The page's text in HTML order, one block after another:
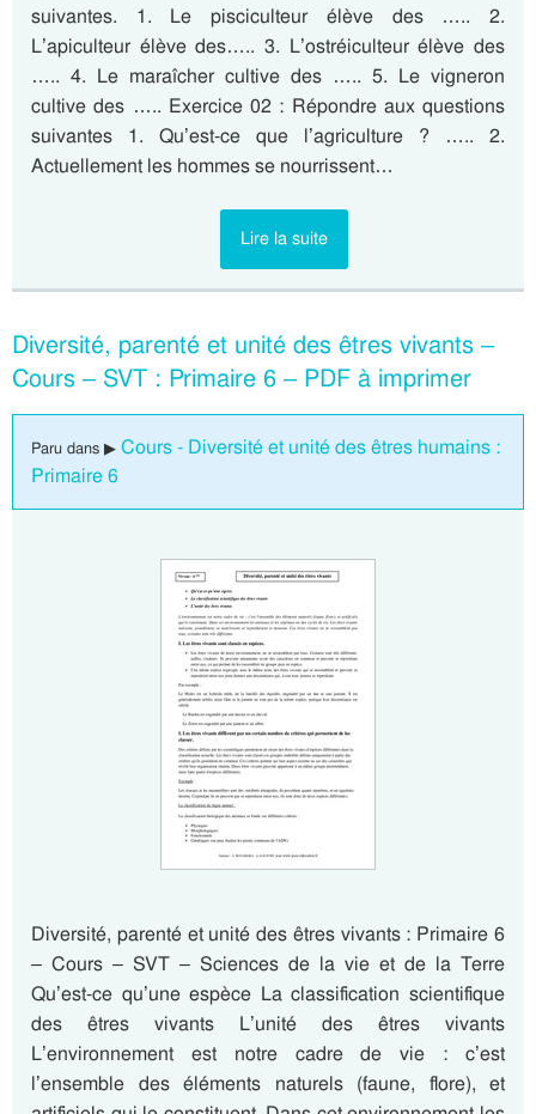
suivantes. 1. Le pisciculteur élève des ….. 2.
L’apiculteur élève des….. 3. L’ostréiculteur élève des
….. 4. Le maraîcher cultive des ….. 5. Le vigneron
cultive des ….. Exercice 02 : Répondre aux questions
suivantes 1. Qu’est-ce que l’agriculture ? ….. 2.
Actuellement les hommes se nourrissent…
Lire la suite
Diversité, parenté et unité des êtres vivants –
Cours – SVT : Primaire 6 – PDF à imprimer
Paru dans ▶ Cours - Diversité et unité des êtres humains :
Primaire 6
Diversité, parenté et unité des êtres vivants : Primaire 6
– Cours – SVT – Sciences de la vie et de la Terre
Qu’est-ce qu’une espèce La classification scientifique
des êtres vivants L’unité des êtres vivants
L’environnement est notre cadre de vie : c’est
l’ensemble des éléments naturels (faune, flore), et